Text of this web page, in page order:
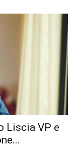
Liscia VP e